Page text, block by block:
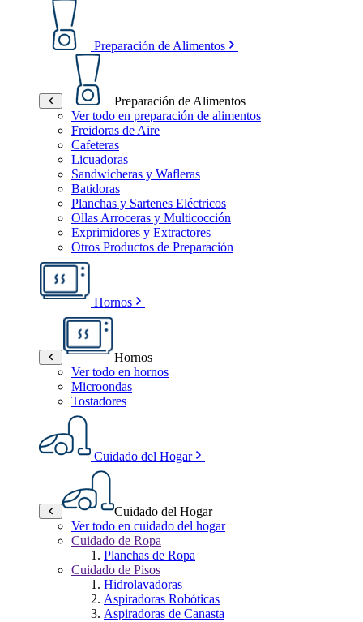
Preparación de Alimentos
Preparación de Alimentos
Ver todo en preparación de alimentos
Freidoras de Aire
Cafeteras
Licuadoras
Sandwicheras y Wafleras
Batidoras
Planchas y Sartenes Eléctricos
Ollas Arroceras y Multicocción
Exprimidores y Extractores
Otros Productos de Preparación
Hornos
Hornos
Ver todo en hornos
Microondas
Tostadores
Cuidado del Hogar
Cuidado del Hogar
Ver todo en cuidado del hogar
Cuidado de Ropa
Planchas de Ropa
Cuidado de Pisos
Hidrolavadoras
Aspiradoras Robóticas
Aspiradoras de Canasta